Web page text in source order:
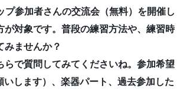
参加者さんの交流会（無料）を開催し
対象です。普段の練習方法や、練習時
みませんか？
で質問してみてくださいね。参加希望
します）、楽器パート、過去参加した